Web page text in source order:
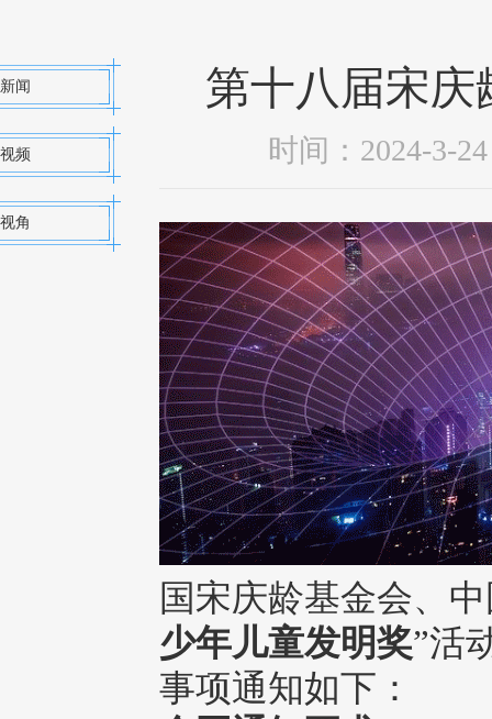
闻
频
角
第十八届宋庆
时间：2024-
国宋庆龄基金会、
少年儿童发明奖”活
事项通知如下：